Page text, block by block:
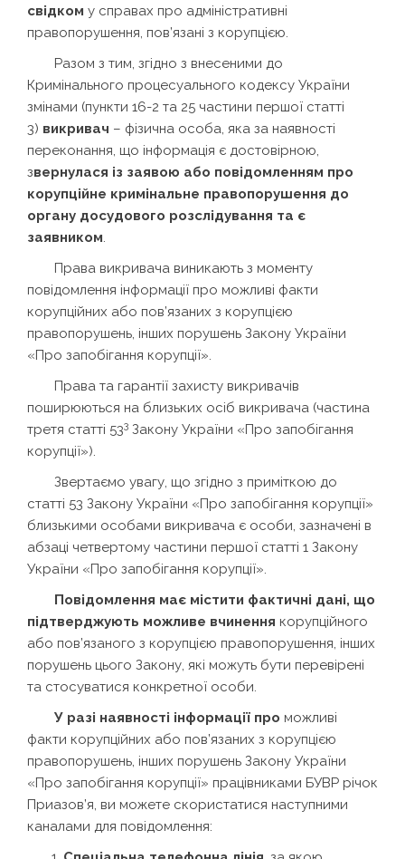
свідком у справах про адміністративні
правопорушення, пов’язані з корупцією.
Разом з тим, згідно з внесеними до
Кримінального процесуального кодексу України
змінами (пункти 16-2 та 25 частини першої статті
3) викривач – фізична особа, яка за наявності
переконання, що інформація є достовірною,
звернулася із заявою або повідомленням про
корупційне кримінальне правопорушення до
органу досудового розслідування та є
заявником.
Права викривача виникають з моменту
повідомлення інформації про можливі факти
корупційних або пов’язаних з корупцією
правопорушень, інших порушень Закону України
«Про запобігання корупції».
Права та гарантії захисту викривачів
поширюються на близьких осіб викривача (частина
третя статті 533 Закону України «Про запобігання
корупції»).
Звертаємо увагу, що згідно з приміткою до
статті 53 Закону України «Про запобігання корупції»
близькими особами викривача є особи, зазначені в
абзаці четвертому частини першої статті 1 Закону
України «Про запобігання корупції».
Повідомлення має містити фактичні дані, що
підтверджують можливе вчинення корупційного
або пов’язаного з корупцією правопорушення, інших
порушень цього Закону, які можуть бути перевірені
та стосуватися конкретної особи.
У разі наявності інформації про можливі
факти корупційних або пов’язаних з корупцією
правопорушень, інших порушень Закону України
«Про запобігання корупції» працівниками БУВР річок
Приазов’я, ви можете скористатися наступними
каналами для повідомлення: